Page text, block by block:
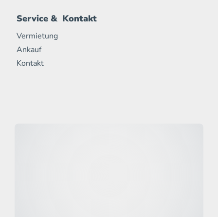
Service & Kontakt
Vermietung
Ankauf
Kontakt